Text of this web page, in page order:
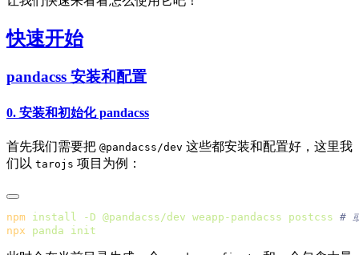
快速开始
pandacss 安装和配置
0. 安装和初始化 pandacss
首先我们需要把 @pandacss/dev 这些都安装和配置好，这里我
们以 tarojs 项目为例：
npm install -D @pandacss/dev weapp-pandacss postcss
npx panda